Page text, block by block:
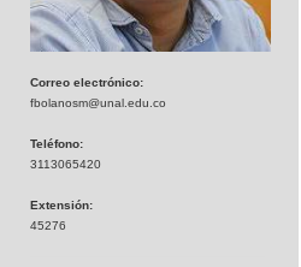
Correo electrónico:
fbolanosm@unal.edu.co
Teléfono:
3113065420
Extensión:
45276